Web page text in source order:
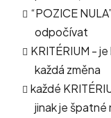
“POZICE
odpočívat
KRITÉRIUM -
každá změna
každé
jinak je